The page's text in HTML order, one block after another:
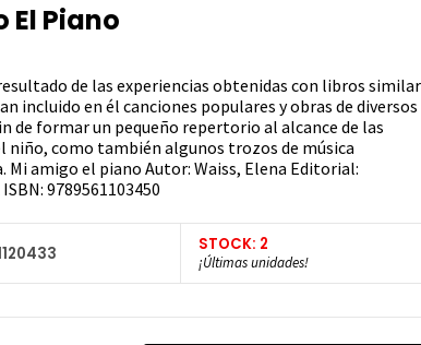
El Piano
de las experiencias obtenidas con libros
incluido en él canciones populares y obras de diversos
de formar un pequeño repertorio al alcance de las
niño, como también algunos trozos de música
Mi amigo el piano Autor: Waiss, Elena Editorial:
9789561103450
STOCK: 2
¡Últimas unidades!